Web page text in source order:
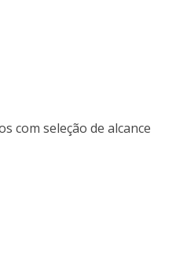
com seleção de alcance